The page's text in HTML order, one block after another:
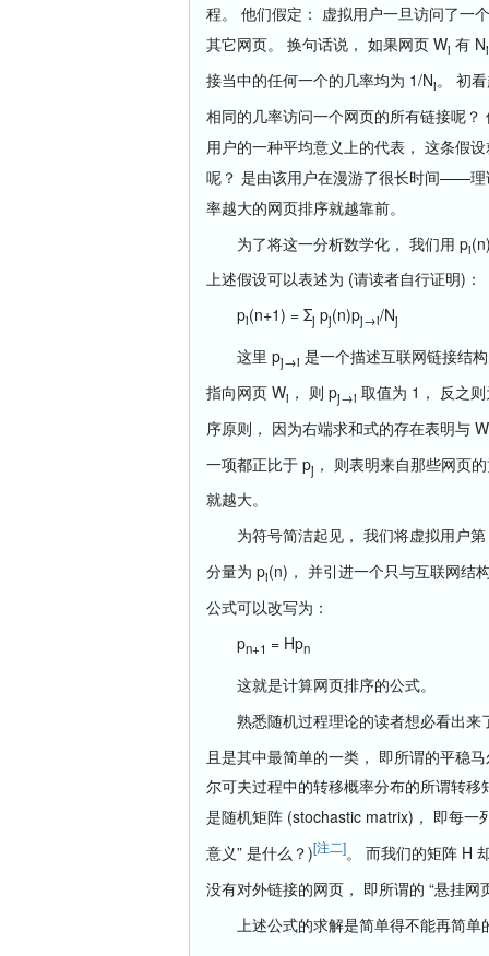
程。 他们假定： 虚拟用户一旦访问了一
其它网页。 换句话说， 如果网页 Wi 有 Ni
接当中的任何一个的几率均为 1/Ni。 初
相同的几率访问一个网页的所有链接呢
用户的一种平均意义上的代表， 这条假
呢？ 是由该用户在漫游了很长时间——
率越大的网页排序就越靠前。
为了将这一分析数学化， 我们用 pi
上述假设可以表述为 (请读者自行证明)：
pi(n+1) = Σj pj(n)pj→i/Nj
这里 pj→i 是一个描述互联网链接结
指向网页 Wi ， 则 pj→i 取值为 1， 反之
序原则， 因为右端求和式的存在表明与 W
一项都正比于 pj ， 则表明来自那些网页
就越大。
为符号简洁起见， 我们将虚拟用户第
分量为 pi(n)， 并引进一个只与互联网结
公式可以改写为：
pn+1 = Hpn
这就是计算网页排序的公式。
熟悉随机过程理论的读者想必看出来
且是其中最简单的一类， 即所谓的平稳
尔可夫过程中的转移概率分布的所谓转
是随机矩阵 (stochastic matrix)， 即每一
意义” 是什么？)[注二]。 而我们的矩阵 H
没有对外链接的网页， 即所谓的 “悬挂网
上述公式的求解是简单得不能再简单